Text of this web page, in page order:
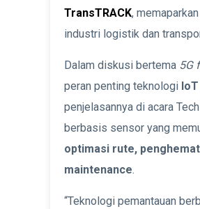
TransTRACK,
industri logistik dan
Dalam diskusi bertema 5G
peran penting teknologi
penjelasannya di acara
berbasis sensor yang
optimasi rute,
maintenance.
“Teknologi pemantauan